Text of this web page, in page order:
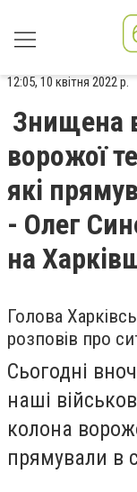
12:05, 10 квітня 2022 р.
Знищена
ворожої
які
- Олег
на
Голова
розповів про
Сьогодні
наші
колона
прямували в